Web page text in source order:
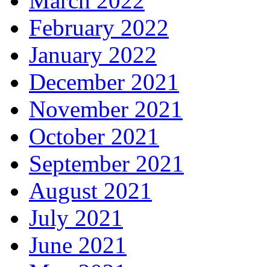
February 2022
January 2022
December 2021
November 2021
October 2021
September 2021
August 2021
July 2021
June 2021